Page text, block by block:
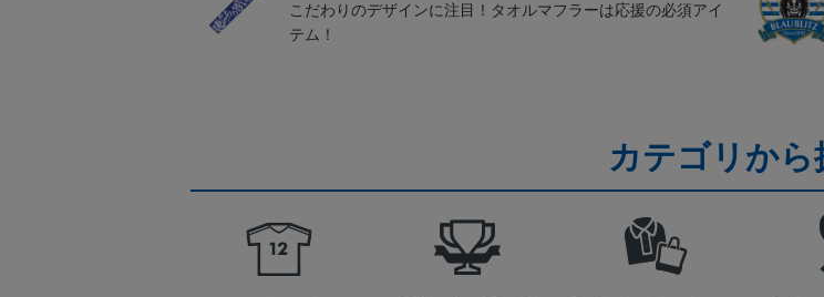
こだわりのデザインに注目！タオルマフラーは応援の必須アイ
テム！
カテゴリから